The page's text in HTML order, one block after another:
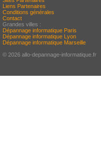
Liens Partenaires
Conditions générales
Contact
Grandes villes :
Dépannage informatique Paris
Dépannage informatique Lyon
Dépannage informatique Marseille
© 2026 allo-depannage-informatique.fr